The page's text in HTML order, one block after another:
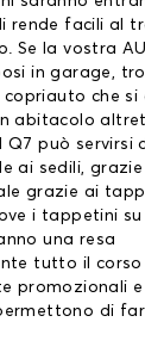
rende facili al
Se la vostra
in garage,
che si
abitacolo
può servirsi
ai sedili, grazie
grazie ai
i tappetini
una resa
tutto il corso
promozionali e
di